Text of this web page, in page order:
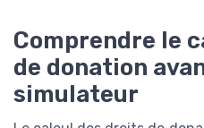
Comprendre le
de donation
simulateur